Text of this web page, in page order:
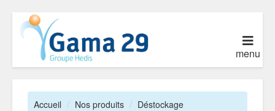
menu
Accueil Nos produits
Déstockage